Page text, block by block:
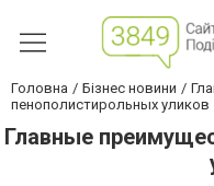
Головна Бізнес новини
пенополистирольных уликов
Главные